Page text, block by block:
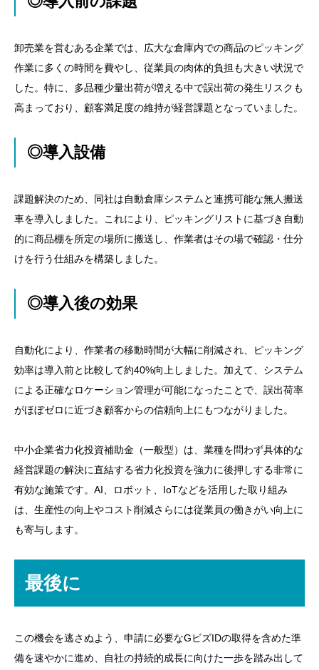
卸売業を営むある企業では、広大な倉庫内での商品のピッキング
作業に多くの時間を費やし、従業員の肉体的負担も大きい状況で
した。特に、多品種少量出荷が増える中で誤出荷の発生リスクも
高まっており、顧客満足度の維持が経営課題となっていました。
◎導入設備
課題解決のため、同社は自動倉庫システムと連携可能な無人搬送
車を導入しました。これにより、ピッキングリストに基づき自動
的に商品棚を所定の場所に搬送し、作業者はその場で確認・仕分
けを行う仕組みを構築しました。
◎導入後の効果
自動化により、作業者の移動時間が大幅に削減され、ピッキング
効率は導入前と比較して約40%向上しました。加えて、システム
による正確なロケーション管理が可能になったことで、誤出荷率
がほぼゼロに近づき顧客からの信頼向上にもつながりました。
中小企業省力化投資補助金（一般型）は、業種を問わず具体的な
経営課題の解決に直結する省力化投資を強力に後押しする非常に
有効な施策です。AI、ロボット、IoTなどを活用した取り組み
は、生産性の向上やコスト削減さらには従業員の働きがい向上に
も寄与します。
最後に
この機会を逃さぬよう、申請に必要なGビズIDの取得を含めた準
備を速やかに進め、自社の持続的成長に向けた一歩を踏み出して